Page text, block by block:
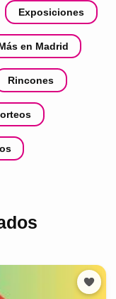
Exposiciones
en Madrid
Rincones